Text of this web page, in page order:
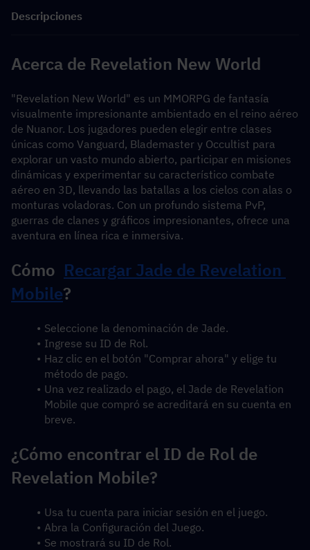
Descripciones
Acerca de Revelation New World
"Revelation New World" es un MMORPG de fantasía
visualmente impresionante ambientado en el reino aéreo
de Nuanor. Los jugadores pueden elegir entre clases
únicas como Vanguard, Blademaster y Occultist para
explorar un vasto mundo abierto, participar en misiones
dinámicas y experimentar su característico combate
aéreo en 3D, llevando las batallas a los cielos con alas o
monturas voladoras. Con un profundo sistema PvP,
guerras de clanes y gráficos impresionantes, ofrece una
aventura en línea rica e inmersiva.
Cómo Recargar Jade de Revelation
Mobile?
Seleccione la denominación de Jade.
Ingrese su ID de Rol.
Haz clic en el botón "Comprar ahora" y elige tu
método de pago.
Una vez realizado el pago, el Jade de Revelation
Mobile que compró se acreditará en su cuenta en
breve.
¿Cómo encontrar el ID de Rol de
Revelation Mobile?
Usa tu cuenta para iniciar sesión en el juego.
Abra la Configuración del Juego.
Se mostrará su ID de Rol.